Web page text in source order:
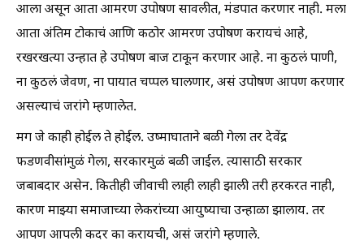
आला असून आता आमरण उपोषण सावलीत, मंडपात करणार नाही. मला
आता अंतिम टोकाचं आणि कठोर आमरण उपोषण करायचं आहे,
रखरखत्या उन्हात हे उपोषण बाज टाकून करणार आहे. ना कुठलं पाणी,
ना कुठलं जेवण, ना पायात चप्पल घालणार, असं उपोषण आपण करणार
असल्याचं जरांगे म्हणालेत.
मग जे काही होईल ते होईल. उष्माघाताने बळी गेला तर देवेंद्र
फडणवीसांमुळं गेला, सरकारमुळं बळी जाईल. त्यासाठी सरकार
जबाबदार असेन. कितीही जीवाची लाही लाही झाली तरी हरकरत नाही,
कारण माझ्या समाजाच्या लेकरांच्या आयुष्याचा उन्हाळा झालाय. तर
आपण आपली कदर का करायची, असं जरांगे म्हणाले.